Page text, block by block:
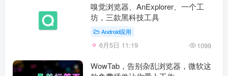
嗅觉浏览器、AnExplorer、一个工
坊，三款黑科技工具
Android应用
6月5日 11:19 1099
WowTab，告别杂乱浏览器，微软这